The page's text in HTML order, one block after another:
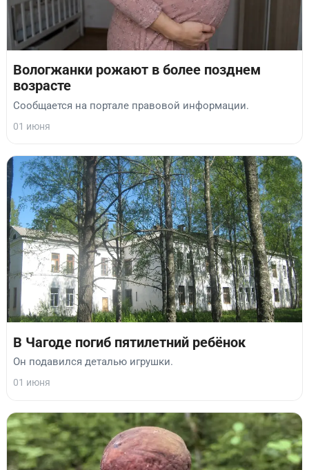
Вологжанки рожают в более позднем
возрасте
Сообщается на портале правовой информации.
01 июня
В Чагоде погиб пятилетний ребёнок
Он подавился деталью игрушки.
01 июня